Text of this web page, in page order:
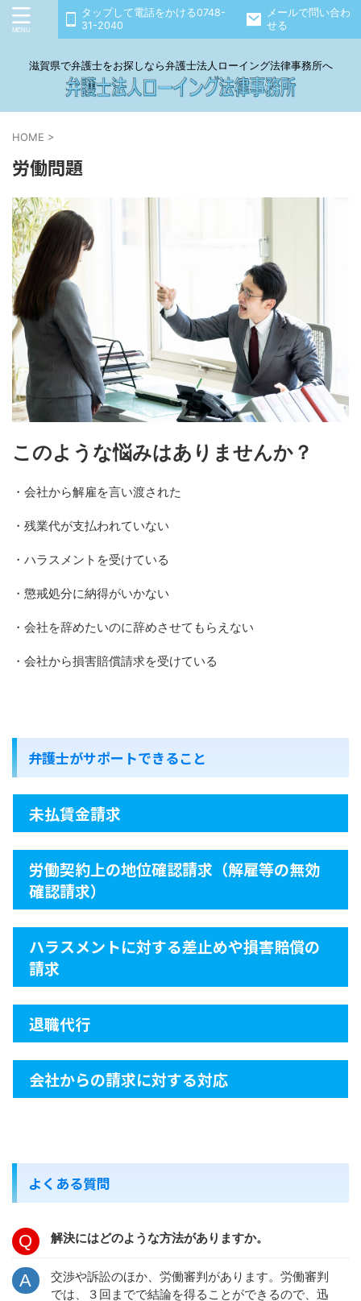
タップして電話をかける0748-
31-2040
メールで問い合わ
せる
滋賀県で弁護士をお探しなら弁護士法人ローイング法律事務所へ
HOME >
労働問題
このような悩みはありませんか？
・会社から解雇を言い渡された
・残業代が支払われていない
・ハラスメントを受けている
・懲戒処分に納得がいかない
・会社を辞めたいのに辞めさせてもらえない
・会社から損害賠償請求を受けている
弁護士がサポートできること
未払賃金請求
労働契約上の地位確認請求（解雇等の無効
確認請求）
ハラスメントに対する差止めや損害賠償の
請求
退職代行
会社からの請求に対する対応
よくある質問
解決にはどのような方法がありますか。
交渉や訴訟のほか、労働審判があります。労働審判
では、３回までで結論を得ることができるので、迅